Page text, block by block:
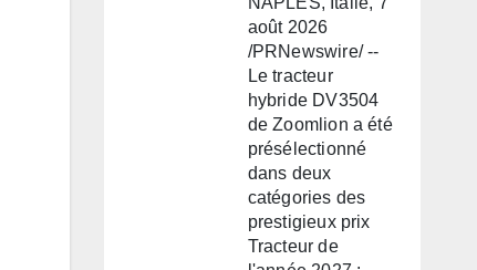
août 2026
/PRNewswire/ --
Le tracteur
hybride DV3504
de Zoomlion a été
présélectionné
dans deux
catégories des
prestigieux prix
Tracteur de